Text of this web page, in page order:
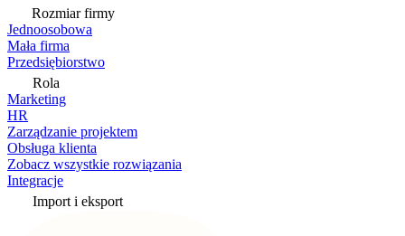
Rozmiar firmy
Jednoosobowa
Mała firma
Przedsiębiorstwo
Rola
Marketing
HR
Zarządzanie projektem
Obsługa klienta
Zobacz wszystkie rozwiązania
Integracje
Import i eksport